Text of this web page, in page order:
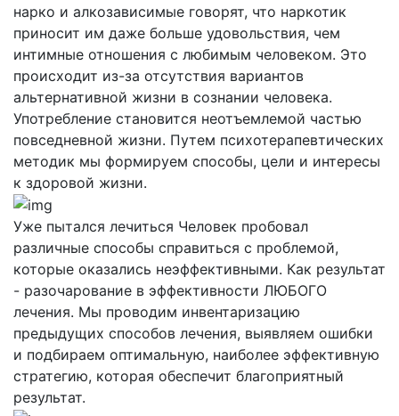
нарко и алкозависимые говорят, что наркотик
приносит им даже больше удовольствия, чем
интимные отношения с любимым человеком. Это
происходит из-за отсутствия вариантов
альтернативной жизни в сознании человека.
Употребление становится неотъемлемой частью
повседневной жизни. Путем психотерапевтических
методик мы формируем способы, цели и интересы
к здоровой жизни.
Уже пытался лечиться Человек пробовал
различные способы справиться с проблемой,
которые оказались неэффективными. Как результат
- разочарование в эффективности ЛЮБОГО
лечения. Мы проводим инвентаризацию
предыдущих способов лечения, выявляем ошибки
и подбираем оптимальную, наиболее эффективную
стратегию, которая обеспечит благоприятный
результат.